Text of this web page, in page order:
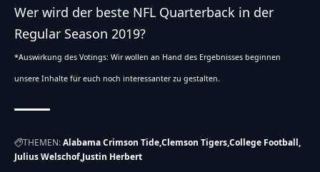
Wer wird der beste NFL Quarterback in der
Regular Season 2019?
*Auswirkung des Votings: Wir wollen an Hand des Ergebnisses beginnen
unsere Inhalte für euch noch interessanter zu gestalten.
THEMEN:Alabama Crimson TideClemson TigersCollege Football
Julius Welschof Justin Herbert